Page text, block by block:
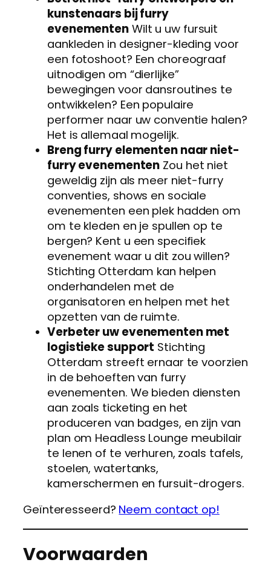
kunstenaars bij furry
evenementenWilt u uw fursuit
aankleden in designer-kleding voor
een fotoshoot? Een choreograaf
uitnodigen om “dierlijke”
bewegingen voor dansroutines te
ontwikkelen? Een populaire
performer naar uw conventie halen?
Het is allemaal mogelijk.
Breng furry elementen naar niet-
furry evenementen Zou het niet
geweldig zijn als meer niet-furry
conventies, shows en sociale
evenementen een plek hadden om
om te kleden en je spullen op te
bergen? Kent u een specifiek
evenement waar u dit zou willen?
Stichting Otterdam kan helpen
onderhandelen met de
organisatoren en helpen met het
opzetten van de ruimte.
Verbeter uw evenementen met
logistieke support Stichting
Otterdam streeft ernaar te voorzien
in de behoeften van furry
evenementen. We bieden diensten
aan zoals ticketing en het
produceren van badges, en zijn van
plan om Headless Lounge meubilair
te lenen of te verhuren, zoals tafels,
stoelen, watertanks,
kamerschermen en fursuit-drogers.
Geïnteresseerd? Neem contact op!
Voorwaarden